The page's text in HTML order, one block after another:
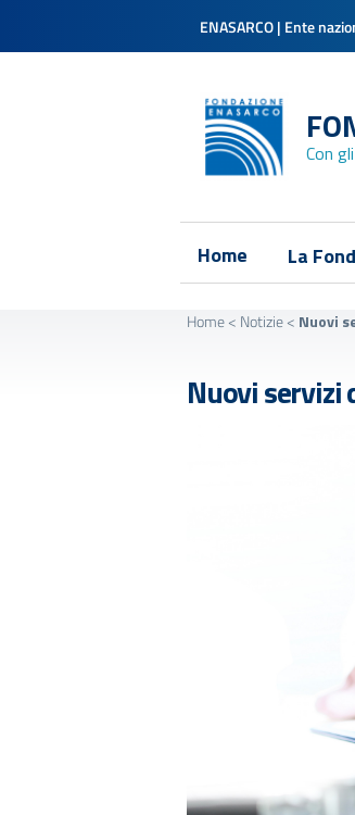
ENASARCO | Ente
Con
Home La
Home< Notizie< Nuovi
Nuovi servizi